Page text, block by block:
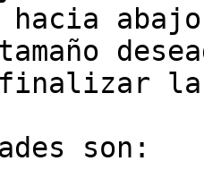
finalizar
son: